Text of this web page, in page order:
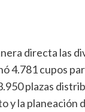
directa las
4.781 cupos
plazas
y la planeación